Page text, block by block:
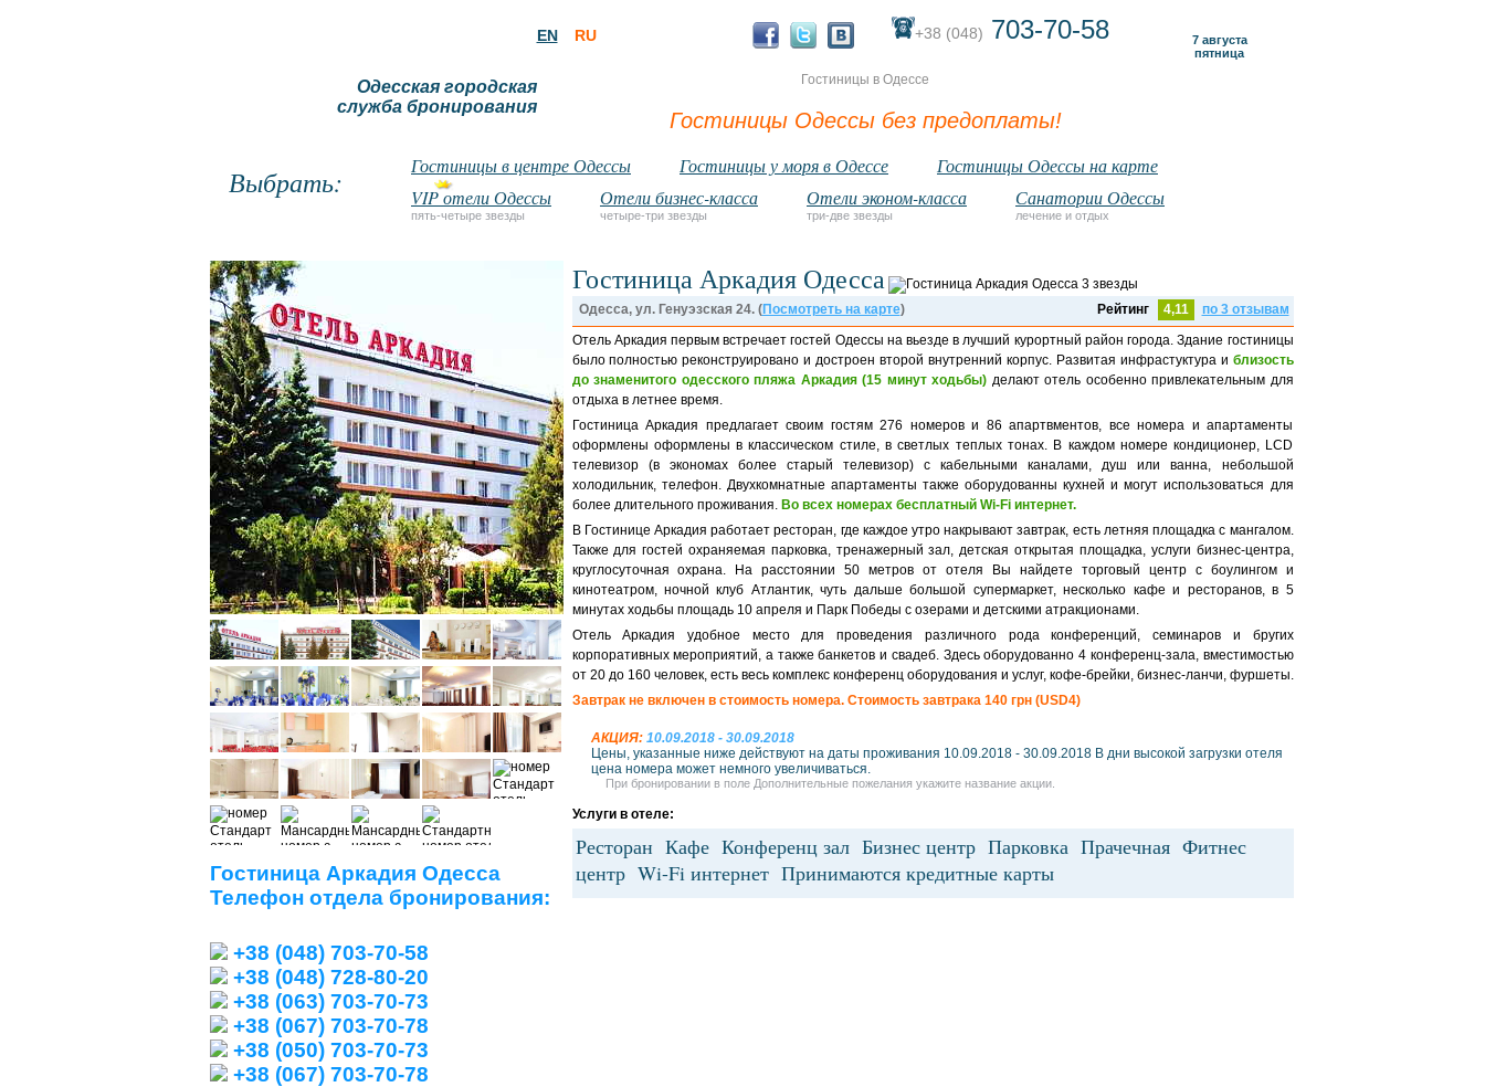
Гостиницы в Одессе
Одесская городская
служба бронирования
EN RU +38 (048) 703-70-58
Гостиницы Одессы без предоплаты!
7 августа
пятница
Выбрать: Гостиницы в центре Одессы Гостиницы у моря в Одессе
Гостиницы Одессы на карте
VIP отели Одессы
пять-четыре звезды
Отели бизнес-класса
четыре-три звезды
Отели эконом-класса
три-две звезды
Санатории Одессы
лечение и отдых
Гостиница Аркадия Одесса
Телефон отдела бронирования:
+38 (048) 703-70-58
+38 (048) 728-80-20
+38 (063) 703-70-73
+38 (067) 703-70-78
+38 (050) 703-70-73
+38 (067) 703-70-78
Гостиница Аркадия Одесса
Одесса, ул. Генуэзская 24. (Посмотреть на карте) Рейтинг 4,11
по 3 отзывам
Отель Аркадия первым встречает гостей Одессы на вьезде в лучший курортный район города. Здание гостиницы
было полностью реконструировано и достроен второй внутренний корпус. Развитая инфрастуктура и близость
до знаменитого одесского пляжа Аркадия (15 минут ходьбы) делают отель особенно привлекательным для
отдыха в летнее время.
Гостиница Аркадия предлагает своим гостям 276 номеров и 86 апартвментов, все номера и апартаменты
оформлены оформлены в классическом стиле, в светлых теплых тонах. В каждом номере кондиционер, LCD
телевизор (в экономах более старый телевизор) с кабельными каналами, душ или ванна, небольшой
холодильник, телефон. Двухкомнатные апартаменты также оборудованны кухней и могут использоваться для
более длительного проживания. Во всех номерах бесплатный Wi-Fi интернет.
В Гостинице Аркадия работает ресторан, где каждое утро накрывают завтрак, есть летняя площадка с мангалом.
Также для гостей охраняемая парковка, тренажерный зал, детская открытая площадка, услуги бизнес-центра,
круглосуточная охрана. На расстоянии 50 метров от отеля Вы найдете торговый центр с боулингом и
кинотеатром, ночной клуб Атлантик, чуть дальше большой супермаркет, несколько кафе и ресторанов, в 5
минутах ходьбы площадь 10 апреля и Парк Победы с озерами и детскими атракционами.
Отель Аркадия удобное место для проведения различного рода конференций, семинаров и бругих
корпоративных мероприятий, а также банкетов и свадеб. Здесь оборудованно 4 конференц-зала, вместимостью
от 20 до 160 человек, есть весь комплекс конференц оборудования и услуг, кофе-брейки, бизнес-ланчи, фуршеты.
Завтрак не включен в стоимость номера. Стоимость завтрака 140 грн (USD4)
АКЦИЯ: 10.09.2018 - 30.09.2018
Цены, указанные ниже действуют на даты проживания 10.09.2018 - 30.09.2018 В дни высокой загрузки отеля
цена номера может немного увеличиваться.
При бронировании в поле Дополнительные пожелания укажите название акции.
Услуги в отеле:
Ресторан Кафе Конференц зал Бизнес центр Парковка Прачечная Фитнес
центр Wi-Fi интернет Принимаются кредитные карты